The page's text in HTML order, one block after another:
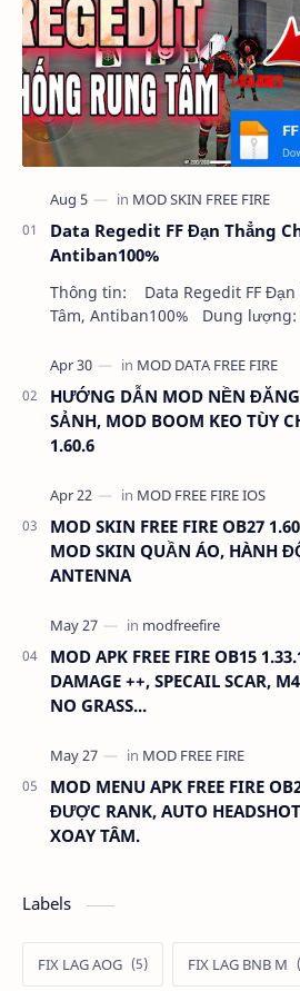
Data Regedit FF Đạn Thẳng
Antiban100%
Thông tin: Data Regedit FF Đạn
Tâm, Antiban100% Dung lượng: 5MB Chức năng: -
HƯỚNG DẪN MOD NỀN
SẢNH, MOD BOOM KEO TÙY
1.60.6
MOD SKIN FREE FIRE OB27
MOD SKIN QUẦN ÁO, HÀNH
ANTENNA
MOD APK FREE FIRE OB15
DAMAGE ++, SPECAIL SCAR,
NO GRASS...
MOD MENU APK FREE FIRE
ĐƯỢC RANK, AUTO
XOAY TÂM.
Labels
FIX LAG AOG FIX LAG BNB M